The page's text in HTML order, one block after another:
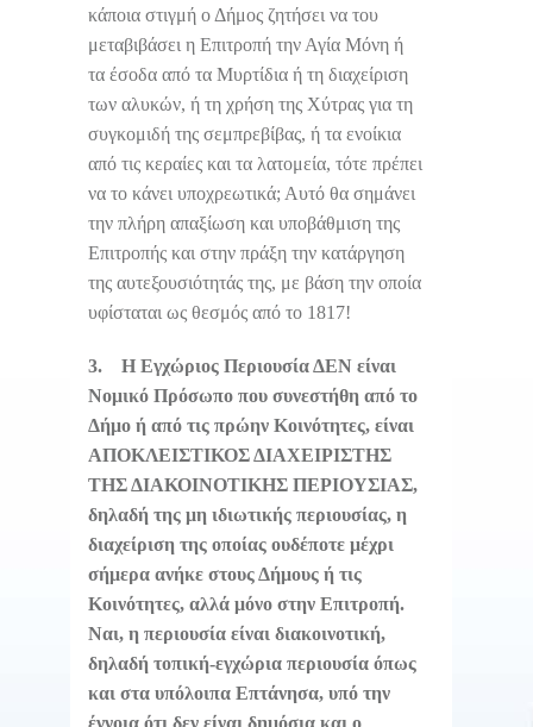
κάποια στιγμή ο Δήμος ζητήσει να του
μεταβιβάσει η Επιτροπή την Αγία Μόνη ή
τα έσοδα από τα Μυρτίδια ή τη διαχείριση
των αλυκών, ή τη χρήση της Χύτρας για τη
συγκομιδή της σεμπρεβίβας, ή τα ενοίκια
από τις κεραίες και τα λατομεία, τότε πρέπει
να το κάνει υποχρεωτικά; Αυτό θα σημάνει
την πλήρη απαξίωση και υποβάθμιση της
Επιτροπής και στην πράξη την κατάργηση
της αυτεξουσιότητάς της, με βάση την οποία
υφίσταται ως θεσμός από το 1817!
3. Η Εγχώριος Περιουσία ΔΕΝ είναι
Νομικό Πρόσωπο που συνεστήθη από το
Δήμο ή από τις πρώην Κοινότητες, είναι
ΑΠΟΚΛΕΙΣΤΙΚΟΣ ΔΙΑΧΕΙΡΙΣΤΗΣ
ΤΗΣ ΔΙΑΚΟΙΝΟΤΙΚΗΣ ΠΕΡΙΟΥΣΙΑΣ,
δηλαδή της μη ιδιωτικής περιουσίας, η
διαχείριση της οποίας ουδέποτε μέχρι
σήμερα ανήκε στους Δήμους ή τις
Κοινότητες, αλλά μόνο στην Επιτροπή.
Ναι, η περιουσία είναι διακοινοτική,
δηλαδή τοπική-εγχώρια περιουσία όπως
και στα υπόλοιπα Επτάνησα, υπό την